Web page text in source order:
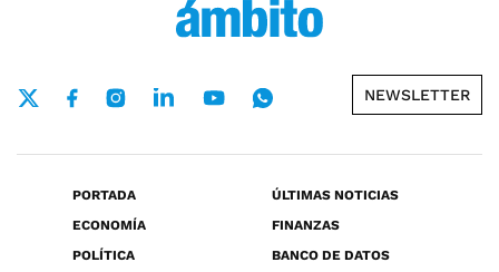
NEWSLETTER
PORTADA
ÚLTIMAS NOTICIAS
ECONOMÍA
FINANZAS
POLÍTICA
BANCO DE DATOS